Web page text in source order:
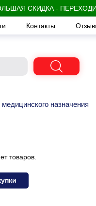
СКИДКА -
Контакты
назначения
товаров.